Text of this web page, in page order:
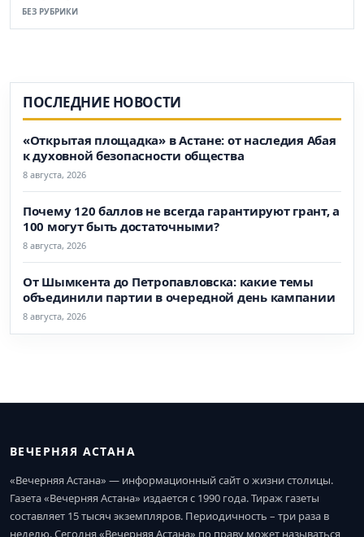
БЕЗ РУБРИКИ
ПОСЛЕДНИЕ НОВОСТИ
«Открытая площадка» в Астане: от наследия Абая
к духовной безопасности общества
8 августа, 2026
Почему 120 баллов не всегда гарантируют грант, а
100 могут быть достаточными?
8 августа, 2026
От Шымкента до Петропавловска: какие темы
объединили партии в очередной день кампании
8 августа, 2026
ВЕЧЕРНЯЯ АСТАНА
«Вечерняя Астана» — информационный сайт о жизни столицы.
Газета «Вечерняя Астана» издается с 1990 года. Тираж газеты
составляет 15 тысяч экземпляров. Периодичность – три раза в
неделю. Сегодня «Вечерняя Астана» по праву может называться